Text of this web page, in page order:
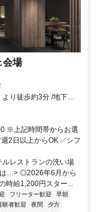
会場
り徒歩約3分 /地下鉄
り徒歩約6分
※上記時間帯からお選
2日以上からOK ✅シフ
レストランの洗い場
は…> ◎2026年6月から
時給1,200円スター...
フリーター歓迎
早朝
験者歓迎 夜間
夕方